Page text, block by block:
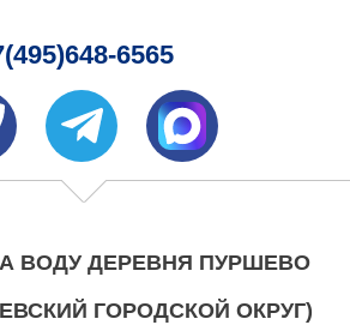
6565
ВОДУ ДЕРЕВНЯ ПУРШЕВО
ГОРОДСКОЙ ОКРУГ)